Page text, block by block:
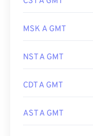
MSK A GMT
NST A GMT
CDT A GMT
AST A GMT